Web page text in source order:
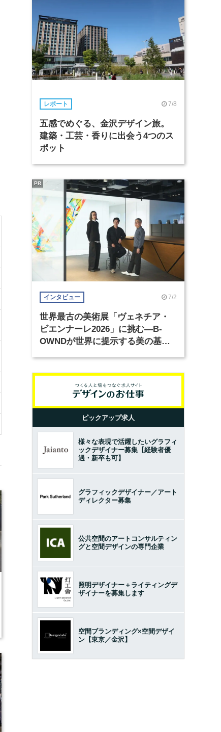
レポート 7/8
五感でめぐる、金沢デザイン旅。
建築・工芸・香りに出会う4つのス
ポット
インタビュー 7/2
世界最古の美術展「ヴェネチア・
ビエンナーレ2026」に挑む―B-
OWNDが世界に提示する美の基準
PR
ピックアップ求人
様々な表現で活躍したいグラフィ
ックデザイナー募集【経験者優
遇・新卒も可】
グラフィックデザイナー／アート
ディレクター募集
公共空間のアートコンサルティン
グと空間デザインの専門企業
照明デザイナー＋ライティングデ
ザイナーを募集します
空間ブランディング×空間デザイ
ン【東京／金沢】